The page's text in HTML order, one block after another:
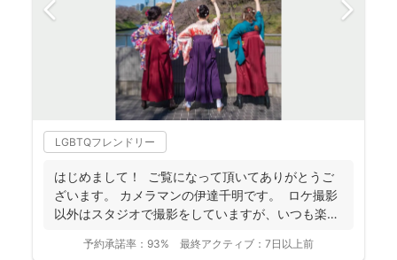
LGBTQフレンドリー
はじめまして！ ご覧になって頂いてありがとうご
ざいます。 カメラマンの伊達千明です。 ロケ撮影
以外はスタジオで撮影をしていますが、いつも楽
予約承諾率： 93% 最終アクティブ： 7日以上前